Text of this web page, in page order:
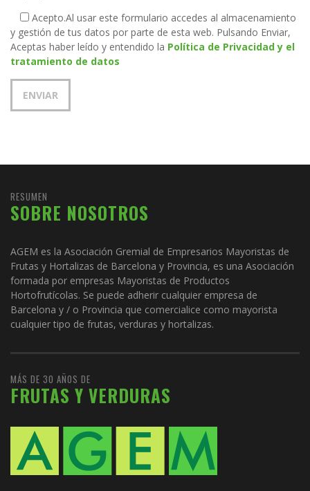
Acepto.Al usar este formulario accedes al almacenamiento
y gestión de tus datos por parte de esta web. Pulsando Enviar,
Aceptas haber leído y entendido la Política de Privacidad y el
tratamiento de datos
RESUMEN
SOBRE NOSOTROS
AGEM es la Asociación Gremial de Empresarios Mayoristas de
Frutas y Hortalizas de Barcelona y Provincia, es una Asociación
formada por empresas Mayoristas de Productos
Hortofrutícolas. Se puede adherir cualquier empresa de
Barcelona y / o Provincia que comercialice como mayorista
cualquier tipo de frutas, verduras y hortalizas.
MÁS DE 30 AÑOS DE
FRUTAS Y VERDURAS